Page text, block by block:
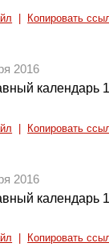
Копировать
2016
календарь
Копировать
2016
календарь
Копировать